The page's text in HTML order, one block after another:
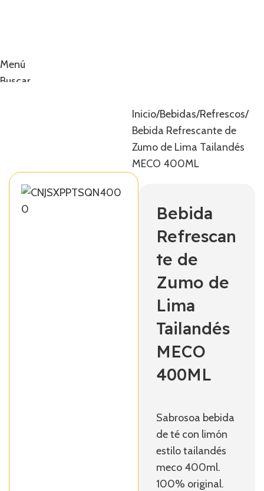
Menú
Buscar
Inicio Bebidas Refrescos
Bebida Refrescante de
Zumo de Lima Tailandés
MECO 400ML
Bebida
Refrescan
te de
Zumo de
Lima
Tailandés
MECO
400ML
Sabrosoa bebida
de té con limón
estilo tailandés
meco 400ml.
100% original.